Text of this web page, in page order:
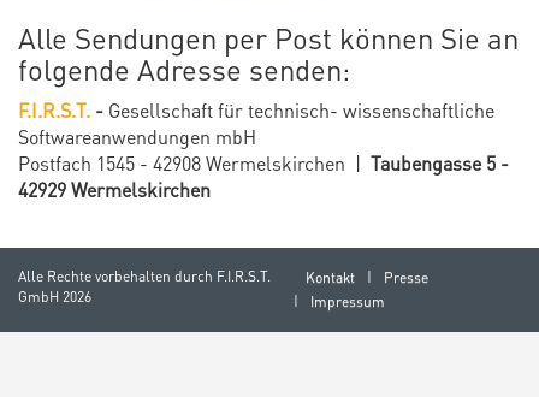
Alle Sendungen per Post können Sie an
folgende Adresse senden:
F.I.R.S.T. - Gesellschaft für technisch- wissenschaftliche
Softwareanwendungen mbH
Postfach 1545 - 42908 Wermelskirchen | Taubengasse 5 -
42929 Wermelskirchen
Alle Rechte vorbehalten durch F.I.R.S.T.
GmbH 2026
Kontakt
Presse
Impressum